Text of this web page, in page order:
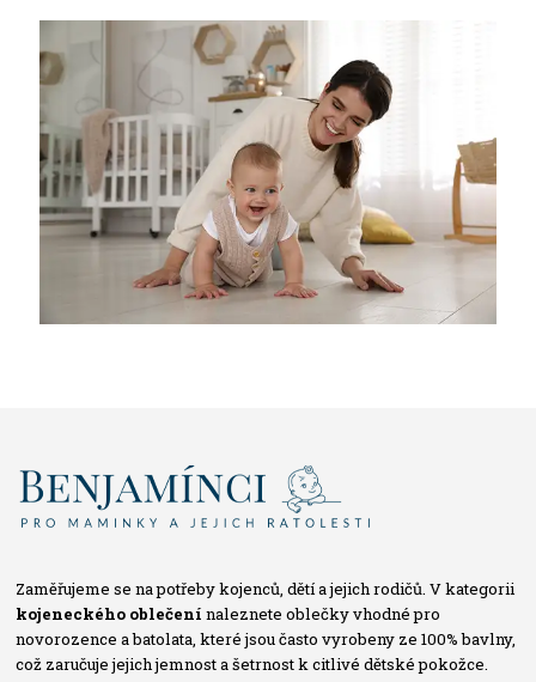
Zaměřujeme se na potřeby kojenců, dětí a jejich rodičů. V kategorii
kojeneckého oblečení naleznete oblečky vhodné pro
novorozence a batolata, které jsou často vyrobeny ze 100% bavlny,
což zaručuje jejich jemnost a šetrnost k citlivé dětské pokožce.